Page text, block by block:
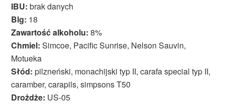
IBU: brak danych
Blg: 18
Zawartość alkoholu: 8%
Chmiel: Simcoe, Pacific Sunrise, Nelson Sauvin,
Motueka
Słód: pilzneński, monachijski typ II, carafa special typ II,
caramber, carapils, simpsons T50
Drożdże: US-05